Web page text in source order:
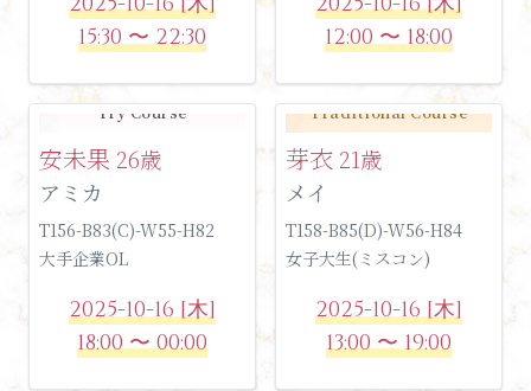
15:30 〜 22:30
12:00 〜 18:00
Try Course
安未果 26歳
アミカ
T156-B83(C)-W55-H82
大手企業OL
2025-10-16 [木]
18:00 〜 00:00
Traditional Course
芽衣 21歳
メイ
T158-B85(D)-W56-H84
女子大生(ミスコン)
2025-10-16 [木]
13:00 〜 19:00